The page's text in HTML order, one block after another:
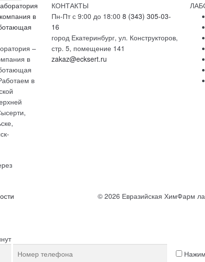
–
в
в
КОНТАКТЫ
Пн-Пт с 9:00 до 18:00 8 (343) 305-03-
16
город Екатеринбург, ул. Конструкторов,
стр. 5, помещение 141
zakaz@ecksert.ru
© 2026 Евразийская ХимФарм